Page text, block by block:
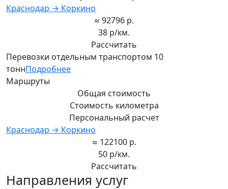
Краснодар → Коркино
≈ 92796 р.
38 р/км.
Рассчитать
Перевозки отдельным транспортом 10
тоннПодробнее
Маршруты
Общая стоимость
Стоимость километра
Персональный расчет
Краснодар → Коркино
≈ 122100 р.
50 р/км.
Рассчитать
Направления услуг